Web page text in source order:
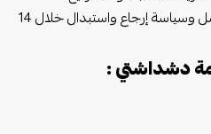
دعم متواصل وسياسة إرجاع واستبدال خلال 14
دشداشتي :